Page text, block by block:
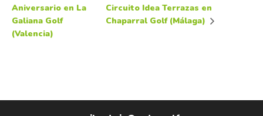
Aniversario en La
Galiana Golf
(Valencia)
Circuito Idea Terrazas en
Chaparral Golf (Málaga)